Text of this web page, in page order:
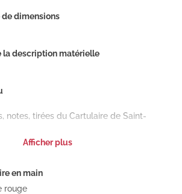
de dimensions
la description matérielle
notes, tirées du Cartulaire de Saint-
de l'abbaye de Buillon »
Salins », suivie d'autres extraits et
Afficher plus
en main
rouge